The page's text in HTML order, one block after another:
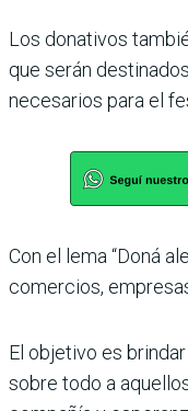
Los donativos
que serán
necesarios para el
Con el lema “Doná
comercios,
El objetivo es
sobre todo a